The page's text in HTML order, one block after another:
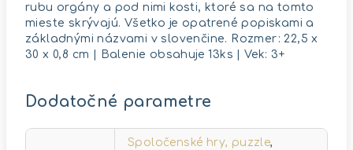
rubu orgány a pod nimi kosti, ktoré sa na tomto
mieste skrývajú. Všetko je opatrené popiskami a
základnými názvami v slovenčine. Rozmer: 22,5 x
30 x 0,8 cm | Balenie obsahuje 13ks | Vek: 3+
Dodatočné parametre
Spoločenské hry, puzzle,